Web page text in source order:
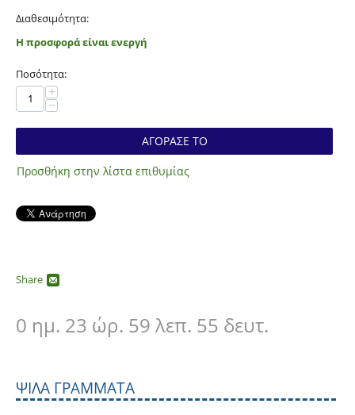
Διαθεσιμότητα:
Η προσφορά είναι ενεργή
Ποσότητα:
+
−
ΑΓΟΡΑΣΕ ΤΟ
Προσθήκη στην λίστα επιθυμίας
Share
0 ημ. 23 ώρ. 59 λεπ. 53 δευτ.
ΨΙΛΆ ΓΡΆΜΜΑΤΑ